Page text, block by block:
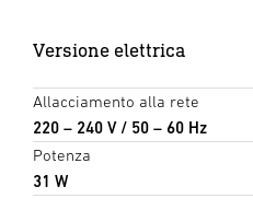
Versione elettrica
Allacciamento alla rete
220 – 240 V / 50 – 60 Hz
Potenza
31 W